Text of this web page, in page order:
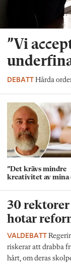
”Vi
DEBATT Hårda
”Det krävs mindre
kreativitet av mina
30
hotar
VALDEBATT
riskerar att drabba
hårt, om deras